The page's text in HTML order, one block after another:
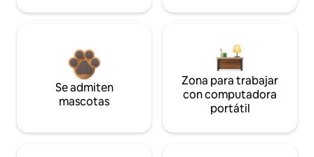
Se admiten
mascotas
Zona para trabajar
con computadora
portátil